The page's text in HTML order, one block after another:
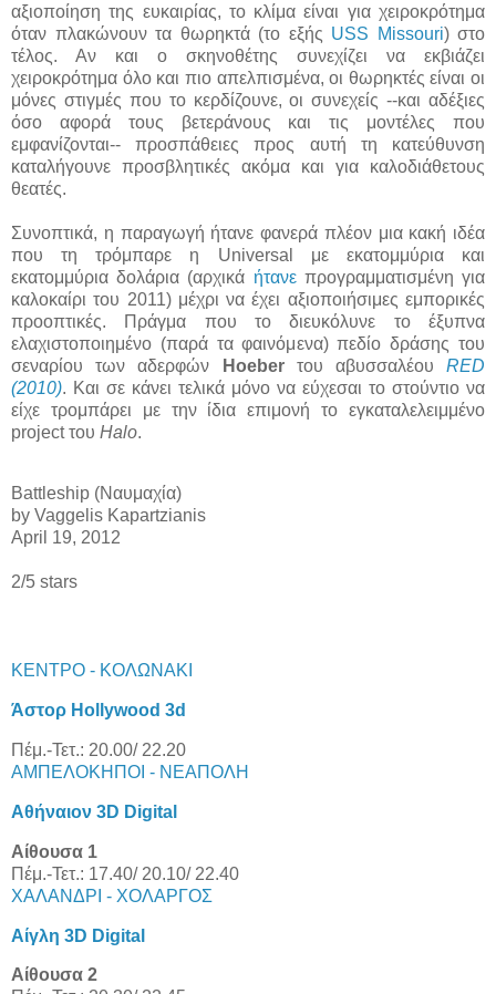
αξιοποίηση της ευκαιρίας, το κλίμα είναι για χειροκρότημα
όταν πλακώνουν τα θωρηκτά (το εξής USS Missouri) στο
τέλος. Αν και ο σκηνοθέτης συνεχίζει να εκβιάζει
χειροκρότημα όλο και πιο απελπισμένα, οι θωρηκτές είναι οι
μόνες στιγμές που το κερδίζουνε, οι συνεχείς --και αδέξιες
όσο αφορά τους βετεράνους και τις μοντέλες που
εμφανίζονται-- προσπάθειες προς αυτή τη κατεύθυνση
καταλήγουνε προσβλητικές ακόμα και για καλοδιάθετους
θεατές.
Συνοπτικά, η παραγωγή ήτανε φανερά πλέον μια κακή ιδέα
που τη τρόμπαρε η Universal με εκατομμύρια και
εκατομμύρια δολάρια (αρχικά ήτανεπρογραμματισμένη για
καλοκαίρι του 2011) μέχρι να έχει αξιοποιήσιμες εμπορικές
προοπτικές. Πράγμα που το διευκόλυνε το έξυπνα
ελαχιστοποιημένο (παρά τα φαινόμενα) πεδίο δράσης του
σεναρίου των αδερφών
Hoeberτου αβυσσαλέου RED
(2010). Και σε κάνει τελικά μόνο να εύχεσαι το στούντιο να
είχε τρομπάρει με την ίδια επιμονή το εγκαταλελειμμένο
project του Halo.
Battleship (Ναυμαχία)
by Vaggelis Kapartzianis
April 19, 2012
2/5 stars
ΚΕΝΤΡΟ - ΚΟΛΩΝΑΚΙ
Άστορ Hollywood 3d
Πέμ.-Τετ.: 20.00/ 22.20
ΑΜΠΕΛΟΚΗΠΟΙ - ΝΕΑΠΟΛΗ
Αθήναιον 3D Digital
Αίθουσα 1
Πέμ.-Τετ.: 17.40/ 20.10/ 22.40
ΧΑΛΑΝΔΡΙ - ΧΟΛΑΡΓΟΣ
Αίγλη 3D Digital
Αίθουσα 2